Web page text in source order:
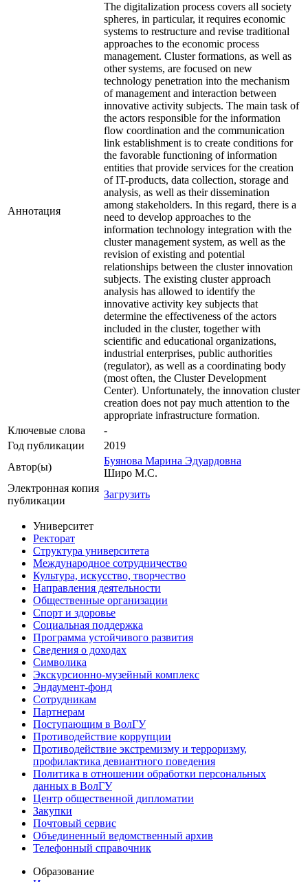
Аннотация
The digitalization process covers all society
spheres, in particular, it requires economic
systems to restructure and revise traditional
approaches to the economic process
management. Cluster formations, as well as
other systems, are focused on new
technology penetration into the mechanism
of management and interaction between
innovative activity subjects. The main task of
the actors responsible for the information
flow coordination and the communication
link establishment is to create conditions for
the favorable functioning of information
entities that provide services for the creation
of IT-products, data collection, storage and
analysis, as well as their dissemination
among stakeholders. In this regard, there is a
need to develop approaches to the
information technology integration with the
cluster management system, as well as the
revision of existing and potential
relationships between the cluster innovation
subjects. The existing cluster approach
analysis has allowed to identify the
innovative activity key subjects that
determine the effectiveness of the actors
included in the cluster, together with
scientific and educational organizations,
industrial enterprises, public authorities
(regulator), as well as a coordinating body
(most often, the Cluster Development
Center). Unfortunately, the innovation cluster
creation does not pay much attention to the
appropriate infrastructure formation.
Ключевые cлова
-
Год публикации
2019
Автор(ы)
Буянова Марина Эдуардовна
Широ М.С.
Электронная копия
публикации
Загрузить
Университет
Ректорат
Структура университета
Международное сотрудничество
Культура, искусство, творчество
Направления деятельности
Общественные организации
Спорт и здоровье
Социальная поддержка
Программа устойчивого развития
Сведения о доходах
Символика
Экскурсионно-музейный комплекс
Эндаумент-фонд
Сотрудникам
Партнерам
Поступающим в ВолГУ
Противодействие коррупции
Противодействие экстремизму и терроризму,
профилактика девиантного поведения
Политика в отношении обработки персональных
данных в ВолГУ
Центр общественной дипломатии
Закупки
Почтовый сервис
Объединенный ведомственный архив
Телефонный справочник
Образование